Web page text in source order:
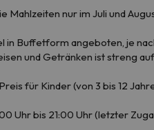
Mahlzeiten nur im Juli und
in Buffetform angeboten, je
und Getränken ist streng
für Kinder (von 3 bis 12
Uhr bis 21:00 Uhr (letzter